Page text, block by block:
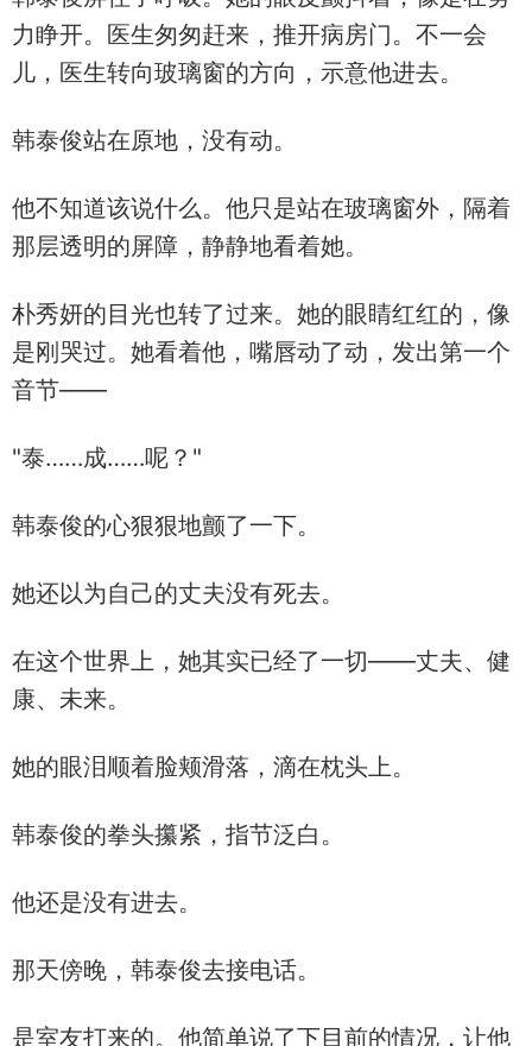
力睁开。医生匆匆赶来，推开病房门。不一会
儿，医生转向玻璃窗的方向，示意他进去。
韩泰俊站在原地，没有动。
他不知道该说什么。他只是站在玻璃窗外，隔着
那层透明的屏障，静静地看着她。
朴秀妍的目光也转了过来。她的眼睛红红的，像
是刚哭过。她看着他，嘴唇动了动，发出第一个
音节——
"泰……成……呢？"
韩泰俊的心狠狠地颤了一下。
她还以为自己的丈夫没有死去。
在这个世界上，她其实已经了一切——丈夫、健
康、未来。
她的眼泪顺着脸颊滑落，滴在枕头上。
韩泰俊的拳头攥紧，指节泛白。
他还是没有进去。
那天傍晚，韩泰俊去接电话。
是室友打来的。他简单说了下目前的情况，让他